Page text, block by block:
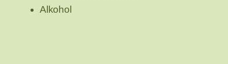
Alkohol